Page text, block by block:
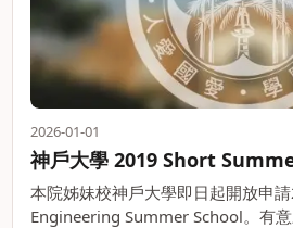
2026-01-01
神戶大學 2019 Short
本院姊妹校神戶大學即日起開放申
Engineering Summer School。有